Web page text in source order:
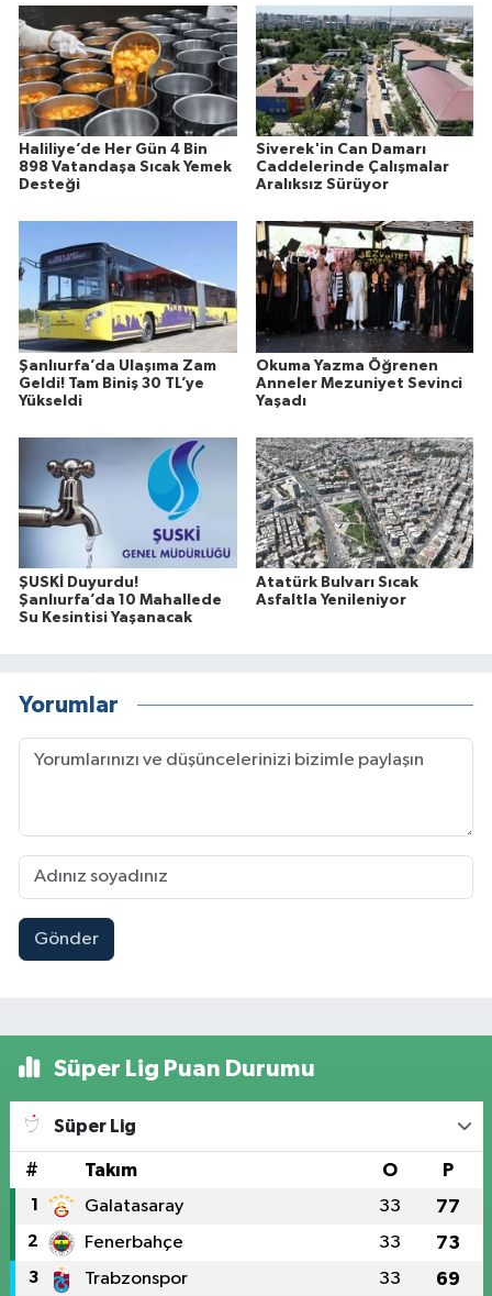
Haliliye’de Her Gün 4 Bin
898 Vatandaşa Sıcak Yemek
Desteği
Siverek'in Can Damarı
Caddelerinde Çalışmalar
Aralıksız Sürüyor
Şanlıurfa’da Ulaşıma Zam
Geldi! Tam Biniş 30 TL’ye
Yükseldi
Okuma Yazma Öğrenen
Anneler Mezuniyet Sevinci
Yaşadı
ŞUSKİ Duyurdu!
Şanlıurfa’da 10 Mahallede
Su Kesintisi Yaşanacak
Atatürk Bulvarı Sıcak
Asfaltla Yenileniyor
Yorumlar
Gönder
Süper Lig Puan Durumu
Süper Lig
# Takım O P
1 Galatasaray 33 77
2 Fenerbahçe 33 73
3 Trabzonspor 33 69